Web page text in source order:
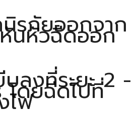
รภัยออกจาก
นหัวฉีดออก
ลงที่ระยะ 2 -
โดยฉีดไปที่
ไฟ